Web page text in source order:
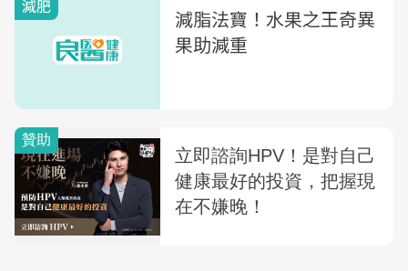
減肥
減脂法寶！水果之王奇異
果助減重